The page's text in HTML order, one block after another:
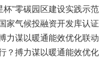
”零碳园区建设实践示
家气候投融资开发库认证
力谋以暖通能效优化联
？搏力谋以暖通能效优